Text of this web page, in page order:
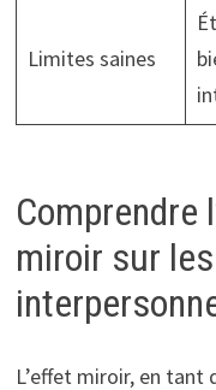
Limites saines
Comprendre
miroir sur
L’effet miroir, en tant